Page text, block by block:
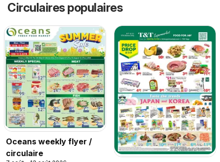
Circulaires populaires
Oceans weekly flyer /
circulaire